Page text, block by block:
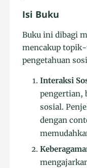
Isi Buku
Buku ini dibagi
mencakup
pengetahuan
Interaksi
pengertian,
sosial.
dengan